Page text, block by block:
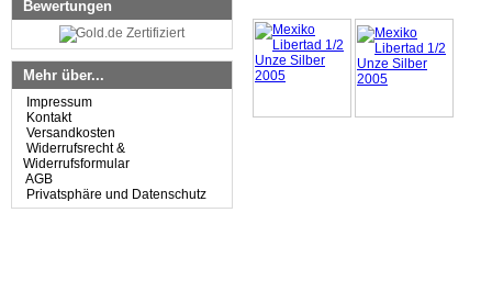
Bewertungen
Mehr über...
Impressum
Kontakt
Versandkosten
Widerrufsrecht &
Widerrufsformular
AGB
Privatsphäre und Datenschutz